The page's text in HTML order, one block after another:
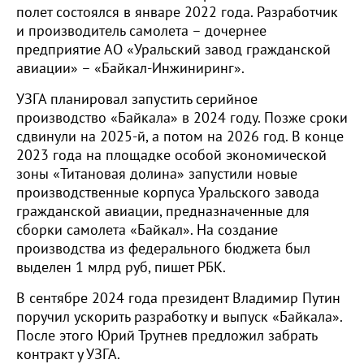
полет состоялся в январе 2022 года. Разработчик
и производитель самолета – дочернее
предприятие АО «Уральский завод гражданской
авиации» – «Байкал-Инжиниринг».
УЗГА планировал запустить серийное
производство «Байкала» в 2024 году. Позже сроки
сдвинули на 2025-й, а потом на 2026 год. В конце
2023 года на площадке особой экономической
зоны «Титановая долина» запустили новые
производственные корпуса Уральского завода
гражданской авиации, предназначенные для
сборки самолета «Байкал». На создание
производства из федерального бюджета был
выделен 1 млрд руб, пишет РБК.
В сентябре 2024 года президент Владимир Путин
поручил ускорить разработку и выпуск «Байкала».
После этого Юрий Трутнев предложил забрать
контракт у УЗГА.